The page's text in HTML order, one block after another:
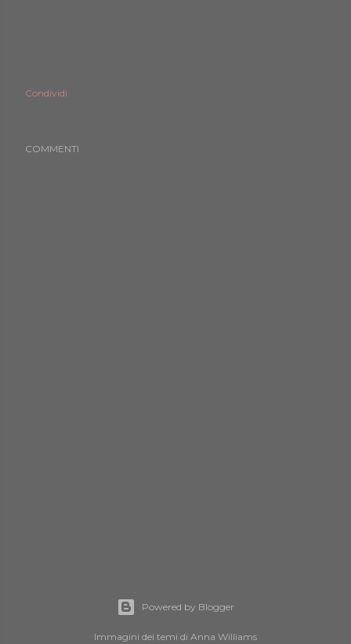
Condividi
COMMENTI
Powered by Blogger
Immagini dei temi di Anna Williams